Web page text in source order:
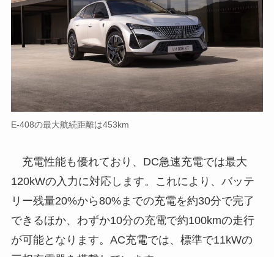
E-408の最大航続距離は453km
充電性能も優れており、DC急速充電では最大
120kWの入力に対応します。これにより、バッテ
リー残量20%から80%までの充電を約30分で完了
できるほか、わずか10分の充電で約100kmの走行
が可能となります。AC充電では、標準で11kWの